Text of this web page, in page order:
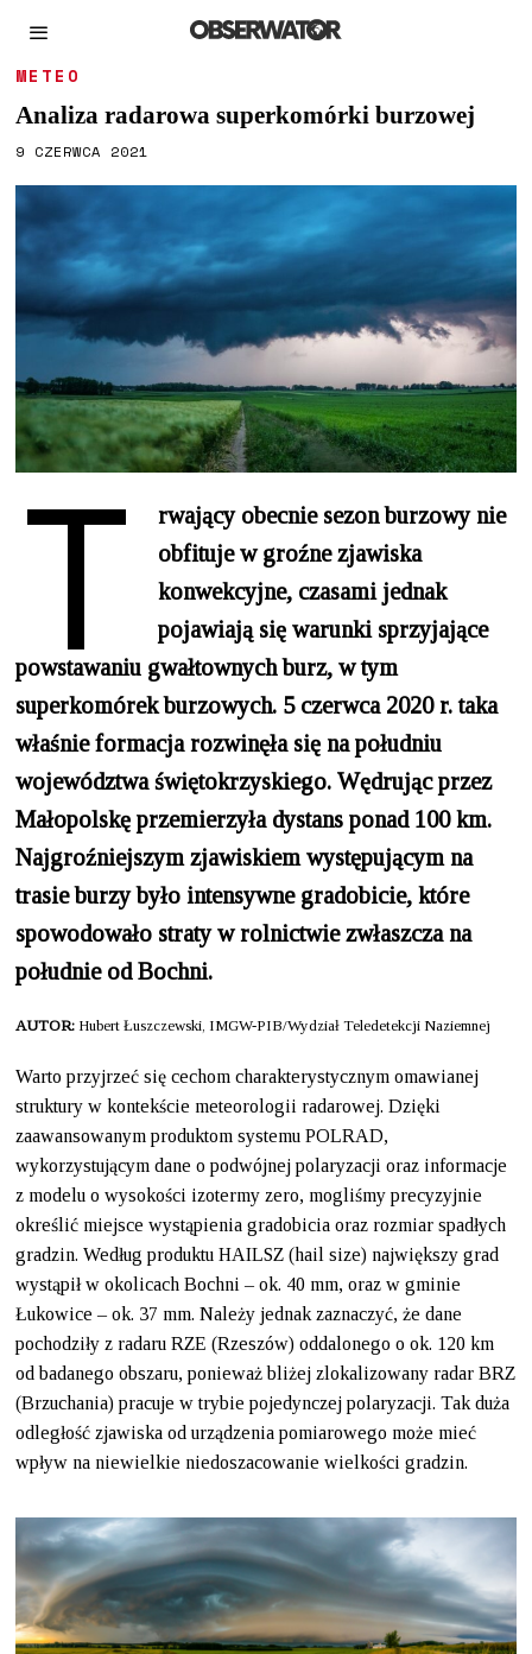
METEO
Analiza radarowa superkomórki burzowej
9 CZERWCA 2021
T
rwający obecnie sezon burzowy nie
obfituje w groźne zjawiska
konwekcyjne, czasami jednak
pojawiają się warunki sprzyjające
powstawaniu gwałtownych burz, w tym
superkomórek burzowych. 5 czerwca 2020 r. taka
właśnie formacja rozwinęła się na południu
województwa świętokrzyskiego. Wędrując przez
Małopolskę przemierzyła dystans ponad 100 km.
Najgroźniejszym zjawiskiem występującym na
trasie burzy było intensywne gradobicie, które
spowodowało straty w rolnictwie zwłaszcza na
południe od Bochni.
AUTOR: Hubert Łuszczewski, IMGW-PIB/Wydział Teledetekcji Naziemnej
Warto przyjrzeć się cechom charakterystycznym omawianej
struktury w kontekście meteorologii radarowej. Dzięki
zaawansowanym produktom systemu POLRAD,
wykorzystującym dane o podwójnej polaryzacji oraz informacje
z modelu o wysokości izotermy zero, mogliśmy precyzyjnie
określić miejsce wystąpienia gradobicia oraz rozmiar spadłych
gradzin. Według produktu HAILSZ (hail size) największy grad
wystąpił w okolicach Bochni – ok. 40 mm, oraz w gminie
Łukowice – ok. 37 mm. Należy jednak zaznaczyć, że dane
pochodziły z radaru RZE (Rzeszów) oddalonego o ok. 120 km
od badanego obszaru, ponieważ bliżej zlokalizowany radar BRZ
(Brzuchania) pracuje w trybie pojedynczej polaryzacji. Tak duża
odległość zjawiska od urządzenia pomiarowego może mieć
wpływ na niewielkie niedoszacowanie wielkości gradzin.